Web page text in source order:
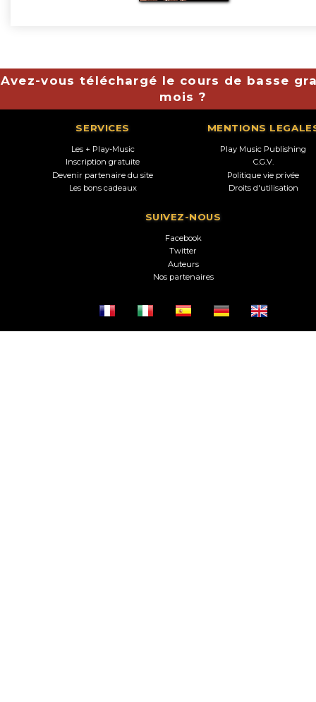
Avez-vous téléchargé le cours de basse
mois ?
SERVICES
Les + Play-Music
Inscription gratuite
Devenir partenaire du site
Les bons cadeaux
MENTIONS
Play Music Publishing
C.G.V.
Politique vie privée
Droits d'utilisation
SUIVEZ-NOUS
Facebook
Twitter
Auteurs
Nos partenaires